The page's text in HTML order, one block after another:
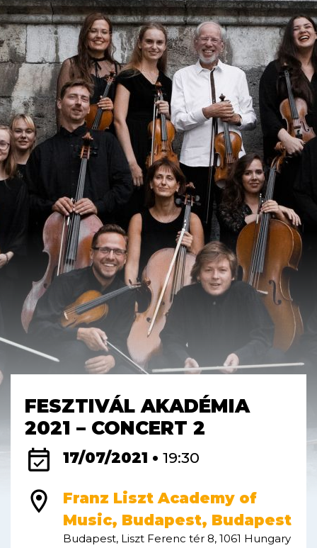
FESZTIVÁL AKADÉMIA
2021 – CONCERT 2
event_available 17/07/2021 • 19:30
location_on
Franz Liszt Academy of
Music, Budapest, Budapest
Budapest, Liszt Ferenc tér 8, 1061 Hungary